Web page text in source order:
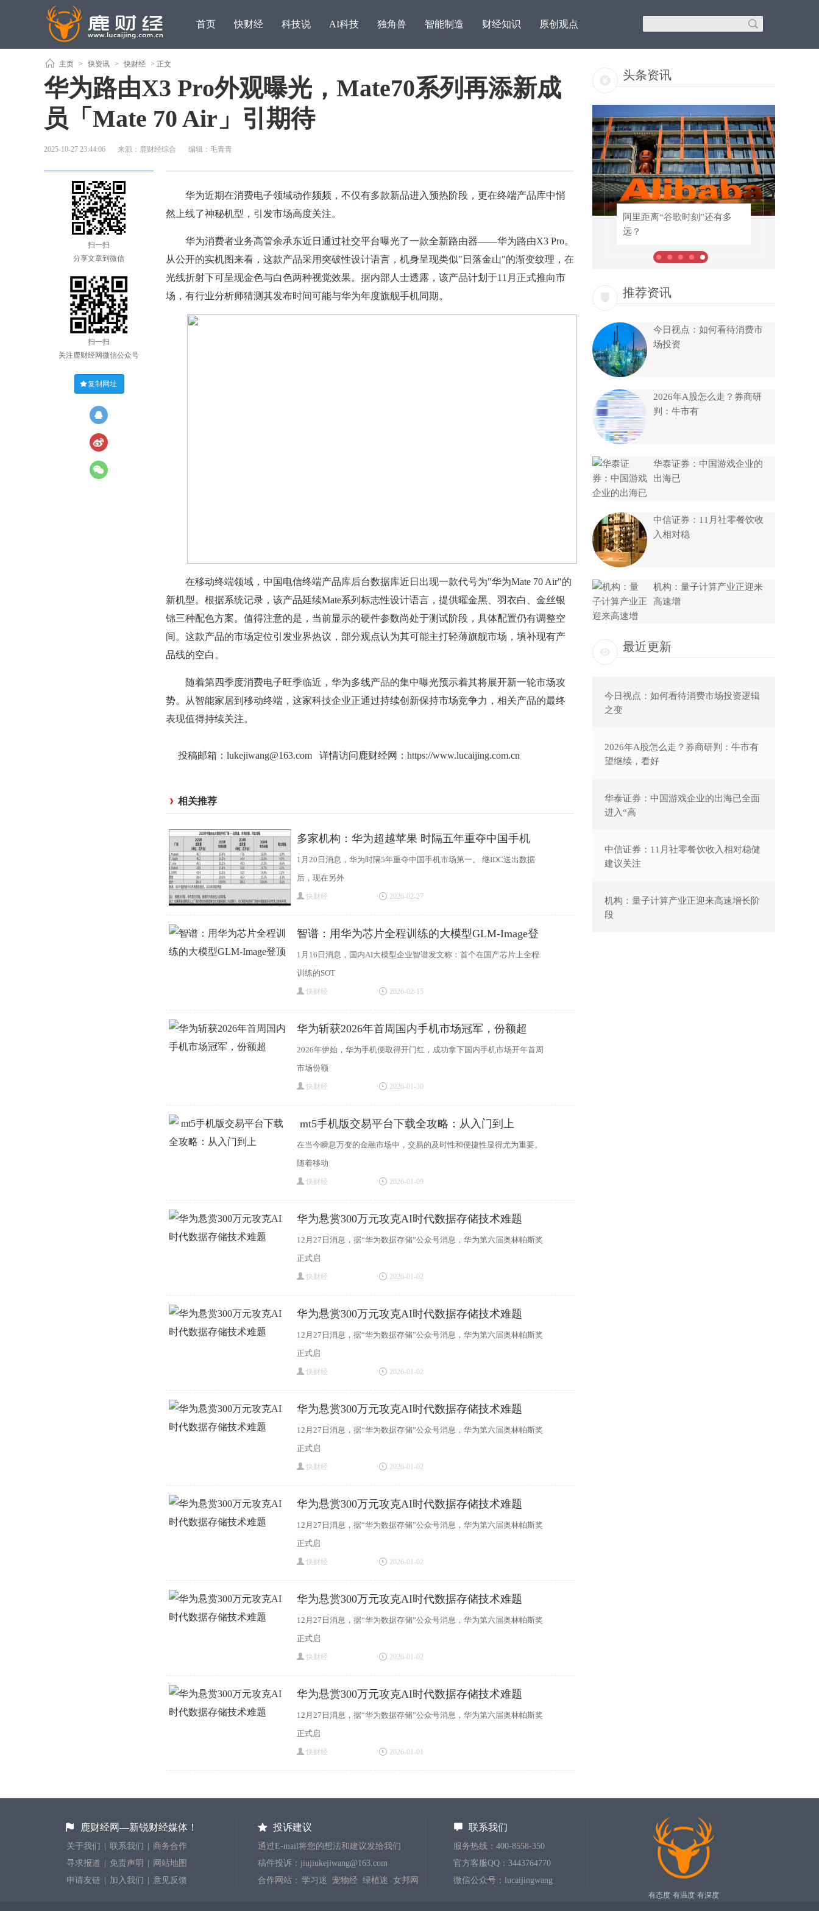
首页 快财经 科技说 AI科技 独角兽 智能制造 财经知识 原创观点
主页 > 快资讯 > 快财经 > 正文
​华为路由X3 Pro外观曝光，Mate70系列再添新成
员「Mate 70 Air」引期待​
2025-10-27 23:44:06 来源：鹿财经综合 编辑：毛青青
扫一扫
分享文章到微信
扫一扫
关注鹿财经网微信公众号
复制网址
华为近期在消费电子领域动作频频，不仅有多款新品进入预热阶段，更在终端产品库中悄
然上线了神秘机型，引发市场高度关注。
华为消费者业务高管余承东近日通过社交平台曝光了一款全新路由器——华为路由X3 Pro。
从公开的实机图来看，这款产品采用突破性设计语言，机身呈现类似"日落金山"的渐变纹理，在
光线折射下可呈现金色与白色两种视觉效果。据内部人士透露，该产品计划于11月正式推向市
场，有行业分析师猜测其发布时间可能与华为年度旗舰手机同期。
在移动终端领域，中国电信终端产品库后台数据库近日出现一款代号为"华为Mate 70 Air"的
新机型。根据系统记录，该产品延续Mate系列标志性设计语言，提供曜金黑、羽衣白、金丝银
锦三种配色方案。值得注意的是，当前显示的硬件参数尚处于测试阶段，具体配置仍有调整空
间。这款产品的市场定位引发业界热议，部分观点认为其可能主打轻薄旗舰市场，填补现有产
品线的空白。
随着第四季度消费电子旺季临近，华为多线产品的集中曝光预示着其将展开新一轮市场攻
势。从智能家居到移动终端，这家科技企业正通过持续创新保持市场竞争力，相关产品的最终
表现值得持续关注。
投稿邮箱：lukejiwang@163.com 详情访问鹿财经网： https://www.lucaijing.com.cn
相关推荐
多家机构：华为超越苹果 时隔五年重夺中国手机
1月20日消息，华为时隔5年重夺中国手机市场第一。 继IDC送出数据
后，现在另外
快财经 2026-02-27
智谱：用华为芯片全程训练的大模型GLM-Image登
顶
1月16日消息，国内AI大模型企业智谱发文称：首个在国产芯片上全程
训练的SOT
快财经 2026-02-15
华为斩获2026年首周国内手机市场冠军，份额超
2026年伊始，华为手机便取得开门红，成功拿下国内手机市场开年首周
市场份额
快财经 2026-01-30
​ mt5手机版交易平台下载全攻略：从入门到上
在当今瞬息万变的金融市场中，交易的及时性和便捷性显得尤为重要。
随着移动
快财经 2026-01-09
华为悬赏300万元攻克AI时代数据存储技术难题
12月27日消息，据“华为数据存储”公众号消息，华为第六届奥林帕斯奖
正式启
快财经 2026-01-02
华为悬赏300万元攻克AI时代数据存储技术难题
12月27日消息，据“华为数据存储”公众号消息，华为第六届奥林帕斯奖
正式启
快财经 2026-01-02
华为悬赏300万元攻克AI时代数据存储技术难题
12月27日消息，据“华为数据存储”公众号消息，华为第六届奥林帕斯奖
正式启
快财经 2026-01-02
华为悬赏300万元攻克AI时代数据存储技术难题
12月27日消息，据“华为数据存储”公众号消息，华为第六届奥林帕斯奖
正式启
快财经 2026-01-02
华为悬赏300万元攻克AI时代数据存储技术难题
12月27日消息，据“华为数据存储”公众号消息，华为第六届奥林帕斯奖
正式启
快财经 2026-01-02
华为悬赏300万元攻克AI时代数据存储技术难题
12月27日消息，据“华为数据存储”公众号消息，华为第六届奥林帕斯奖
正式启
快财经 2026-01-01
头条资讯
阿里距离“谷歌时刻”还有多
远？
阿里距离“谷歌时刻”还有多
远？
推荐资讯
今日视点：如何看待消费市
场投资
2026年A股怎么走？券商研
判：牛市有
华泰证券：中国游戏企业的
出海已
中信证券：11月社零餐饮收
入相对稳
机构：量子计算产业正迎来
高速增
最近更新
今日视点：如何看待消费市场投资逻辑
之变
2026年A股怎么走？券商研判：牛市有
望继续，看好
华泰证券：中国游戏企业的出海已全面
进入“高
中信证券：11月社零餐饮收入相对稳健
建议关注
机构：量子计算产业正迎来高速增长阶
段
鹿财经网—新锐财经媒体！
关于我们 联系我们
商务合作
寻求报道
免责声明
网站地图
申请友链
加入我们 意见反馈
投诉建议
通过E-mail将您的想法和建议发给我们
稿件投诉：jiujiukejiwang@163.com
合作网站： 学习迷 宠物经 绿植迷 女邦网
联系我们
服务热线：400-8558-350
官方客服QQ：3443764770
微信公众号：lucaijingwang
有态度·有温度·有深度